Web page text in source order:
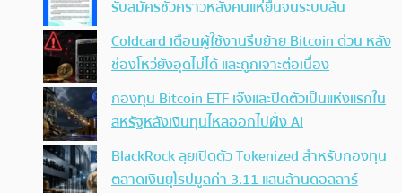
รับสมัครชั่วคราวหลังคนแห่ยื่นจนระบบล้น
Coldcard เตือนผู้ใช้งานรีบย้าย Bitcoin ด่วน หลัง
ช่องโหว่ยังอุดไม่ได้ และถูกเจาะต่อเนื่อง
กองทุน Bitcoin ETF เจ๊งและปิดตัวเป็นแห่งแรกใน
สหรัฐหลังเงินทุนไหลออกไปฝั่ง AI
BlackRock ลุยเปิดตัว Tokenized สำหรับกองทุน
ตลาดเงินยุโรปมูลค่า 3.11 แสนล้านดอลลาร์